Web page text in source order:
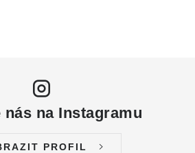
Z NABÍDKY
nás na Instagramu
PROFIL